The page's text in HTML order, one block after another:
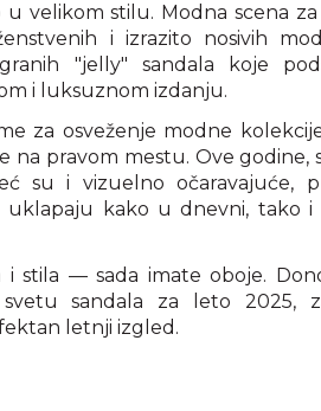
velikom stilu. Modna scena
i izrazito nosivih
"jelly" sandala koje
i luksuznom izdanju.
za osveženje modne
pravom mestu. Ove godine,
su i vizuelno očaravajuće,
uklapaju kako u dnevni, tako i
stila — sada imate oboje.
sandala za leto 2025,
letnji izgled.